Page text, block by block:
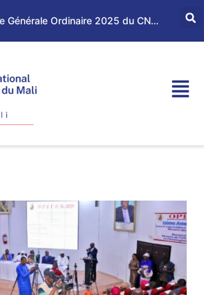
Assemblée Générale Ordinaire 2025 du CNPM